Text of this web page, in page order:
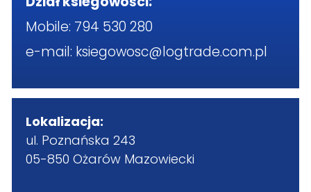
Mobile: 794 530 280
e-mail: ksiegowosc@logtrade.com.pl
Lokalizacja:
ul. Poznańska 243
05-850 Ożarów Mazowiecki